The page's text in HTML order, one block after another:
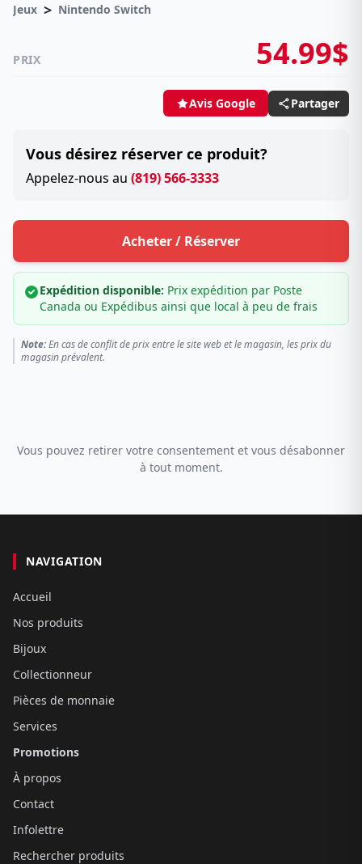
Jeux > Nintendo Switch
PRIX 54.99$
Avis Google Partager
Vous désirez réserver ce produit?
Appelez-nous au (819) 566-3333
Acheter / Réserver
Expédition disponible: Prix expédition par Poste
Canada ou Expédibus ainsi que local à peu de frais
Note:En cas de conflit de prix entre le site web et le magasin, les prix du
magasin prévalent.
Vous pouvez retirer votre consentement et vous désabonner
à tout moment.
NAVIGATION
Accueil
Nos produits
Bijoux
Collectionneur
Pièces de monnaie
Services
Promotions
À propos
Contact
Infolettre
Rechercher produits